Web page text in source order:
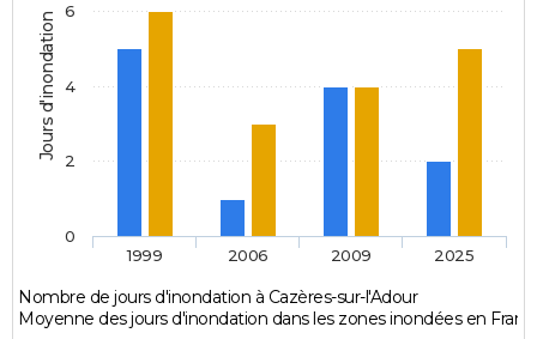
Jours d'inondation
Nombre de jours d'inondation à Cazères-sur-l'Adour
Moyenne des jours d'inondation dans les zones inondées en
1999 2006 2009 2025
0
2
4
6